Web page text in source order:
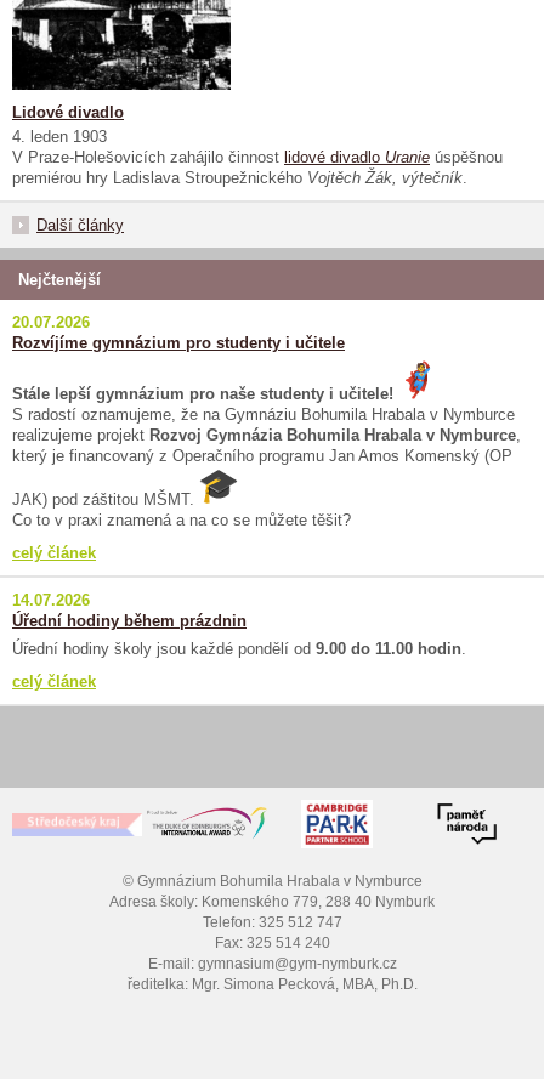
Lidové divadlo
4. leden 1903
V Praze-Holešovicích zahájilo činnost lidové divadlo Uranie úspěšnou
premiérou hry Ladislava Stroupežnického Vojtěch Žák, výtečník.
Další články
Nejčtenější
20.07.2026
Rozvíjíme gymnázium pro studenty i učitele
Stále lepší gymnázium pro naše studenty i učitele!
S radostí oznamujeme, že na Gymnáziu Bohumila Hrabala v Nymburce
realizujeme projekt Rozvoj Gymnázia Bohumila Hrabala v Nymburce,
který je financovaný z Operačního programu Jan Amos Komenský (OP
JAK) pod záštitou MŠMT.
Co to v praxi znamená a na co se můžete těšit?
celý článek
14.07.2026
Úřední hodiny během prázdnin
Úřední hodiny školy jsou každé pondělí od 9.00 do 11.00 hodin.
celý článek
© Gymnázium Bohumila Hrabala v Nymburce
Adresa školy: Komenského 779, 288 40 Nymburk
Telefon: 325 512 747
Fax: 325 514 240
E-mail: gymnasium@gym-nymburk.cz
ředitelka: Mgr. Simona Pecková, MBA, Ph.D.